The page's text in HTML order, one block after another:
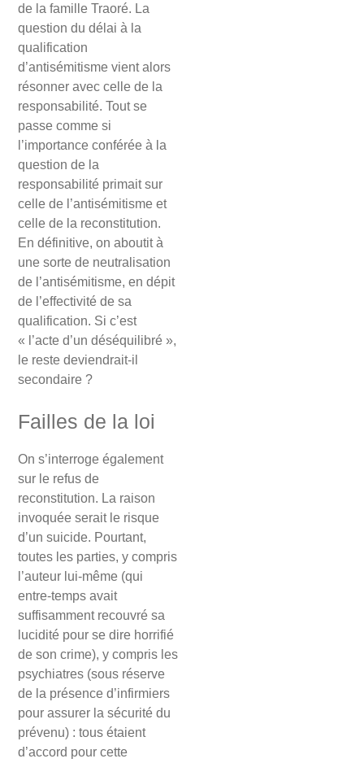
de la famille Traoré. La
question du délai à la
qualification
d’antisémitisme vient alors
résonner avec celle de la
responsabilité. Tout se
passe comme si
l’importance conférée à la
question de la
responsabilité primait sur
celle de l’antisémitisme et
celle de la reconstitution.
En définitive, on aboutit à
une sorte de neutralisation
de l’antisémitisme, en dépit
de l’effectivité de sa
qualification. Si c’est
« l’acte d’un déséquilibré »,
le reste deviendrait-il
secondaire ?
Failles de la loi
On s’interroge également
sur le refus de
reconstitution. La raison
invoquée serait le risque
d’un suicide. Pourtant,
toutes les parties, y compris
l’auteur lui-même (qui
entre-temps avait
suffisamment recouvré sa
lucidité pour se dire horrifié
de son crime), y compris les
psychiatres (sous réserve
de la présence d’infirmiers
pour assurer la sécurité du
prévenu) : tous étaient
d’accord pour cette